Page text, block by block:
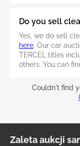
Do you sell
Yes, we do sell
here. Our car
TERCEL titles
others. You can
Couldn't find
Zaleta aukcji